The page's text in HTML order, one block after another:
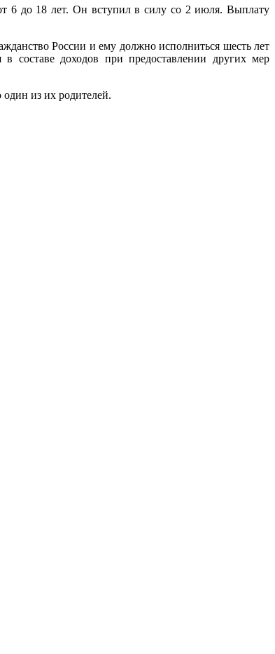
6 до 18 лет. Он вступил в силу со 2 июля. Выплату
России и ему должно исполниться шесть лет
составе доходов при предоставлении других мер
из их родителей.